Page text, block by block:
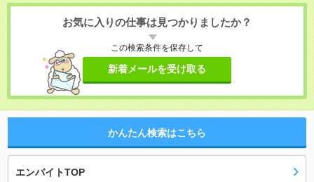
お気に入りの仕事は見つかりましたか？
この検索条件を保存して
新着メールを受け取る
かんたん検索はこちら
エンバイトTOP